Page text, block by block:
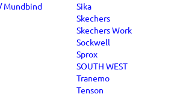
Mundbind
Sika
Skechers
Skechers Work
Sockwell
Sprox
SOUTH WEST
Tranemo
Tenson